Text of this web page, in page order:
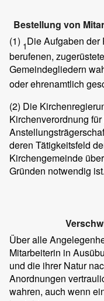
Bestellung von
(1) 1Die Aufgaben der
berufenen,
Gemeindegliedern
oder ehrenamtlich
(2) Die
Kirchenverordnung
deren Tätigkeitsfeld
Kirchengemeinde
Gründen notwendig ist.
Über alle
Mitarbeiterin in
und die ihrer Natur
Anordnungen
wahren, auch wenn